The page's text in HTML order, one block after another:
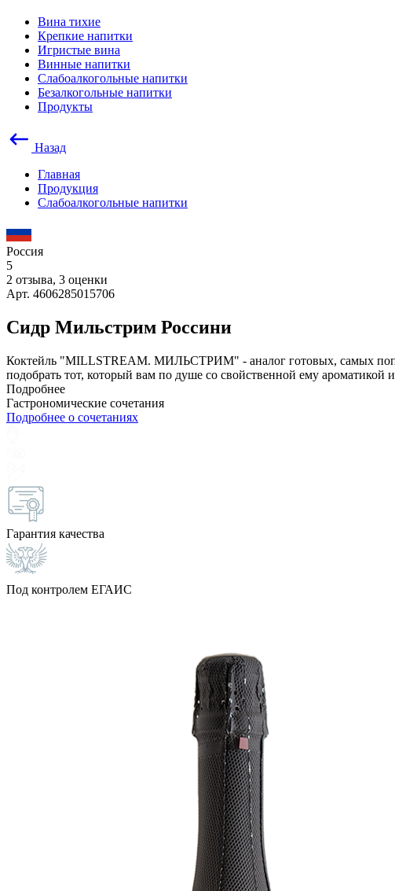
Вина тихие
Крепкие напитки
Игристые вина
Винные напитки
Слабоалкогольные напитки
Безалкогольные напитки
Продукты
Назад
Главная
Продукция
Слабоалкогольные напитки
Россия
5
2 отзыва, 3 оценки
Арт. 4606285015706
Сидр Мильстрим Россини
Коктейль "MILLSTREAM. МИЛЬСТРИМ" - аналог готовых, самых
подобрать тот, который вам по душе со свойственной ему ароматикой
Подробнее
Гастрономические сочетания
Подробнее о сочетаниях
Гарантия качества
Под контролем ЕГАИС